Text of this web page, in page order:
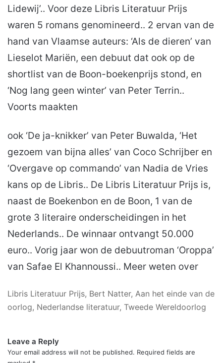
Lidewij’.. Voor deze Libris Literatuur Prijs
waren 5 romans genomineerd.. 2 ervan van de
hand van Vlaamse auteurs: ‘Als de dieren’ van
Lieselot Mariën, een debuut dat ook op de
shortlist van de Boon-boekenprijs stond, en
‘Nog lang geen winter’ van Peter Terrin..
Voorts maakten
ook ‘De ja-knikker’ van Peter Buwalda, ‘Het
gezoem van bijna alles’ van Coco Schrijber en
‘Overgave op commando’ van Nadia de Vries
kans op de Libris.. De Libris Literatuur Prijs is,
naast de Boekenbon en de Boon, 1 van de
grote 3 literaire onderscheidingen in het
Nederlands.. De winnaar ontvangt 50.000
euro.. Vorig jaar won de debuutroman ‘Oroppa’
van Safae El Khannoussi.. Meer weten over
Libris Literatuur Prijs, Bert Natter, Aan het einde van de
oorlog, Nederlandse literatuur, Tweede Wereldoorlog
Leave a Reply
Your email address will not be published. Required fields are